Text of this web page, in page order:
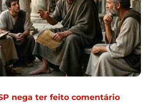
nega ter feito comentário